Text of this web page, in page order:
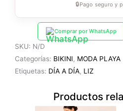
🔒Pago seguro y
Comprar por WhatsApp
SKU: N/D
Categorías: BIKINI, MODA PLAYA
Etiquetas: DÍA A DÍA, LIZ
Productos